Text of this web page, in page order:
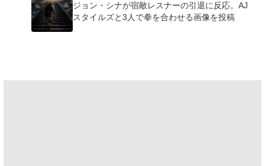
ジョン・シナが宿敵レスナーの引退に反応。AJ
スタイルズと3人で拳を合わせる画像を投稿